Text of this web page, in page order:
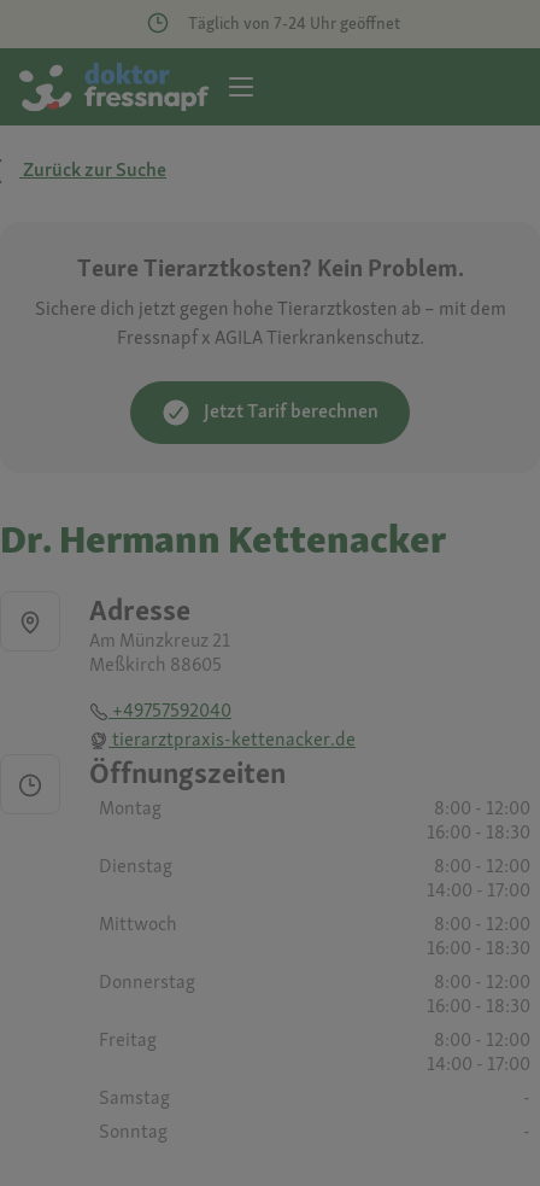
Täglich von 7-24 Uhr geöffnet
Zurück zur Suche
Teure Tierarztkosten? Kein Problem.
Sichere dich jetzt gegen hohe Tierarztkosten ab – mit dem
Fressnapf x AGILA Tierkrankenschutz.
Jetzt Tarif berechnen
Dr. Hermann Kettenacker
Adresse
Am Münzkreuz 21
Meßkirch 88605
+49757592040
tierarztpraxis-kettenacker.de
Öffnungszeiten
Montag
8:00 - 12:00
16:00 - 18:30
Dienstag
8:00 - 12:00
14:00 - 17:00
Mittwoch
8:00 - 12:00
16:00 - 18:30
Donnerstag
8:00 - 12:00
16:00 - 18:30
Freitag
8:00 - 12:00
14:00 - 17:00
Samstag
-
Sonntag
-